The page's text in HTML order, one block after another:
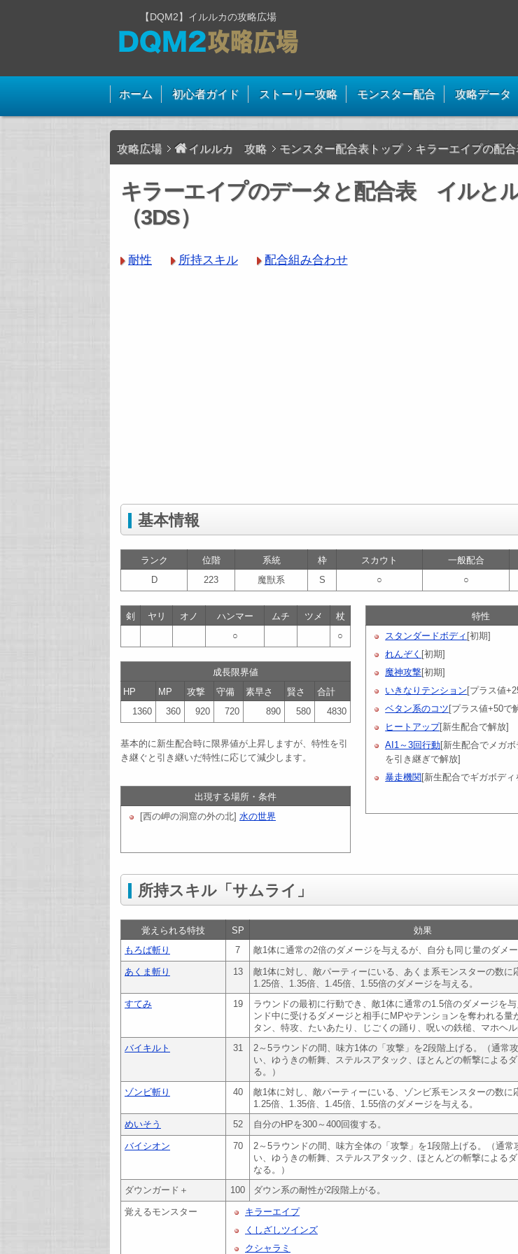
【DQM2】イルルカの攻略広場
ホーム 初心者ガイド ストーリー攻略 モンスター配合 攻略データ
攻略広場 イルルカ 攻略 モンスター配合表トップ キラーエイプの配合
キラーエイプのデータと配合表 イルと
（3DS）
耐性 所持スキル 配合組み合わせ
基本情報
ランク 位階 系統 枠 スカウト 一般配合
D
223 魔獣系 S ○ ○
剣 ヤリ オノ ハンマー ムチ ツメ
杖
○
○
成長限界値
HP
MP 攻撃 守備 素早さ 賢さ
合計
1360
360 920 720 890 580 4830
基本的に新生配合時に限界値が上昇しますが、特性を引
き継ぐと引き継いだ特性に応じて減少します。
出現する場所・条件
[西の岬の洞窟の外の北] 水の世界
特性
スタンダードボディ [初期]
れんぞく [初期]
魔神攻撃[初期]
いきなりテンション [プラス値
ベタン系のコツ [プラス値+50で
ヒートアップ[新生配合で解放]
AI1～3回行動[新生配合でメガ
を引き継ぎで解放]
暴走機関 [新生配合でギガボデ
所持スキル「サムライ」
覚えられる特技 SP
効果
もろば斬り
7 敵1体に通常の2倍のダメージを与えるが、自分も同じ量のダメー
あくま斬り 13
敵1体に対し、敵パーティーにいる、あくま系モンスターの数に
1.25倍、1.35倍、1.45倍、1.55倍のダメージを与える。
すてみ
19
ラウンドの最初に行動でき、敵1体に通常の1.5倍のダメージを
ンド中に受けるダメージと相手にMPやテンションを奪われる量
タン、特攻、たいあたり、じごくの踊り、呪いの鉄槌、マホヘル
バイキルト
31
2～5ラウンドの間、味方1体の「攻撃」を2段階上げる。（通常
い、ゆうきの斬舞、ステルスアタック、ほとんどの斬撃による
る。）
ゾンビ斬り
40
敵1体に対し、敵パーティーにいる、ゾンビ系モンスターの数に
1.25倍、1.35倍、1.45倍、1.55倍のダメージを与える。
めいそう
52 自分のHPを300～400回復する。
バイシオン 70
2～5ラウンドの間、味方全体の「攻撃」を1段階上げる。（通常
い、ゆうきの斬舞、ステルスアタック、ほとんどの斬撃による
なる。）
ダウンガード＋
100 ダウン系の耐性が2段階上がる。
覚えるモンスター
キラーエイプ
くしざしツインズ
クシャラミ